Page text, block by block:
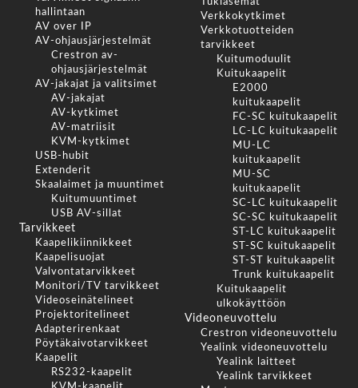
hallintaan
AV over IP
AV-ohjausjärjestelmät
Crestron av-
ohjausjärjestelmät
AV-jakajat ja valitsimet
AV-jakajat
AV-kytkimet
AV-matriisit
KVM-kytkimet
USB-hubit
Extenderit
Skaalaimet ja muuntimet
Kuitumuuntimet
USB AV-sillat
Tarvikkeet
Kaapelikiinnikkeet
Kaapelisuojat
Valvontatarvikkeet
Monitori/TV tarvikkeet
Videoseinätelineet
Projektoritelineet
Adapterirenkaat
Pöytäkaivotarvikkeet
Kaapelit
RS232-kaapelit
Tukiasemat
Verkkokytkimet
Verkkotuotteiden
tarvikkeet
Kuitumoduulit
Kuitukaapelit
E2000
kuitukaapelit
FC-SC kuitukaapelit
LC-LC kuitukaapelit
MU-LC
kuitukaapelit
MU-SC
kuitukaapelit
SC-LC kuitukaapelit
SC-SC kuitukaapelit
ST-LC kuitukaapelit
ST-SC kuitukaapelit
ST-ST kuitukaapelit
Trunk kuitukaapelit
Kuitukaapelit
ulkokäyttöön
Videoneuvottelu
Crestron videoneuvottelu
Yealink videoneuvottelu
Yealink laitteet
Yealink tarvikkeet